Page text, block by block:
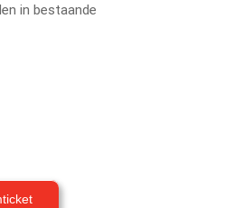
in bestaande